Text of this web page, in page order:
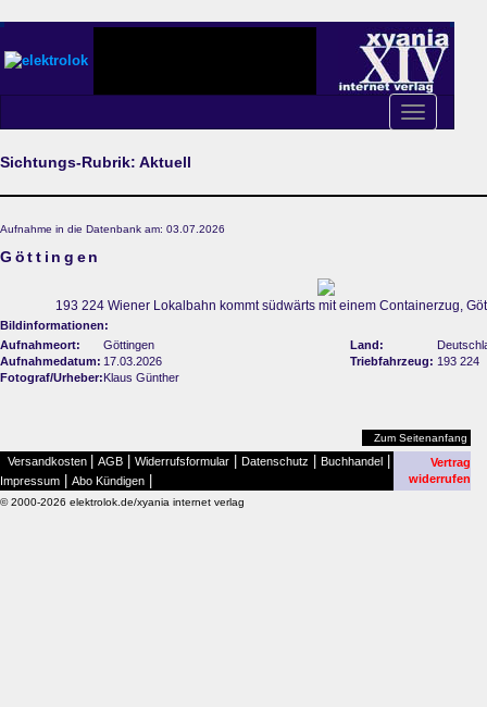
Toggle
navigation
Sichtungs-Rubrik: Aktuell
Aufnahme in die Datenbank am: 03.07.2026
Göttingen
193 224 Wiener Lokalbahn kommt südwärts mit einem Containerzug,
Bildinformationen:
Aufnahmeort:
Göttingen Land:
Aufnahmedatum: 17.03.2026 Triebfahrzeug: 193 224
Fotograf/Urheber:Klaus Günther
Zum Seitenanfang
Versandkosten AGB Widerrufsformular Datenschutz Buchhandel
Impressum Abo Kündigen
Vertrag
widerrufen
© 2000-2026 elektrolok.de/xyania internet verlag